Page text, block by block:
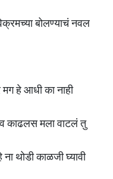
बोलण्याचं नवल
हे आधी का नाही
काढलस मला वाटलं तु
थोडी काळजी घ्यावी